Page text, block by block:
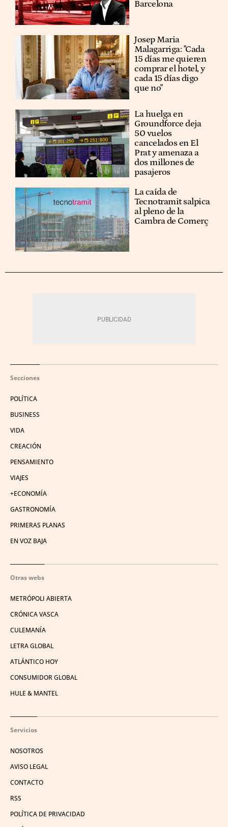
Barcelona
​​Josep Maria
Malagarriga: "Cada
15 días me quieren
comprar el hotel, y
cada 15 días digo
que no"
La huelga en
Groundforce deja
50 vuelos
cancelados en El
Prat y amenaza a
dos millones de
pasajeros
La caída de
Tecnotramit salpica
al pleno de la
Cambra de Comerç
Secciones
POLÍTICA
BUSINESS
VIDA
CREACIÓN
PENSAMIENTO
VIAJES
+ECONOMÍA
GASTRONOMÍA
PRIMERAS PLANAS
EN VOZ BAJA
Otras webs
METRÓPOLI ABIERTA
CRÓNICA VASCA
CULEMANÍA
LETRA GLOBAL
ATLÁNTICO HOY
CONSUMIDOR GLOBAL
HULE & MANTEL
Servicios
NOSOTROS
AVISO LEGAL
CONTACTO
RSS
POLÍTICA DE PRIVACIDAD